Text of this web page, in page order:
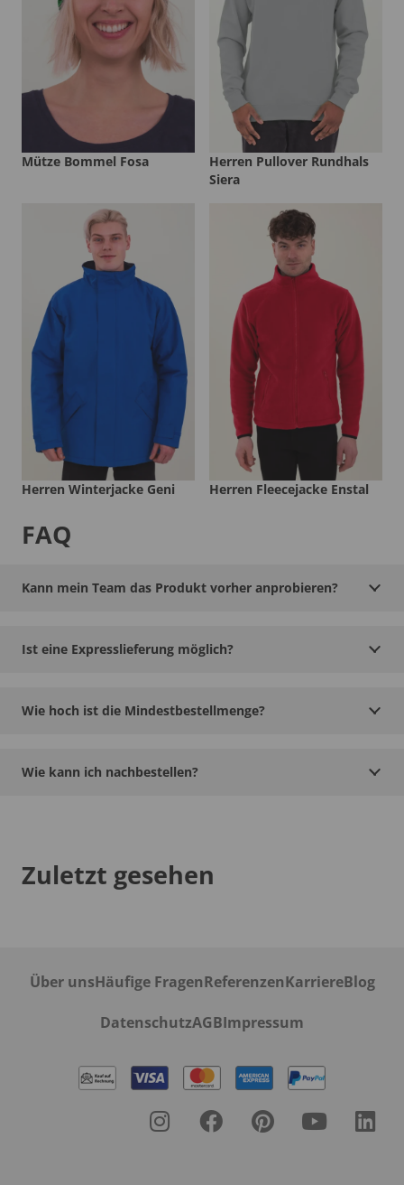
Mütze Bommel Fosa
Herren Pullover Rundhals
Siera
Herren Winterjacke Geni Herren Fleecejacke Enstal
FAQ
Kann mein Team das Produkt vorher anprobieren?
Ist eine Expresslieferung möglich?
Wie hoch ist die Mindestbestellmenge?
Wie kann ich nachbestellen?
Zuletzt gesehen
Über unsHäufige FragenReferenzenKarriereBlog
DatenschutzAGBImpressum